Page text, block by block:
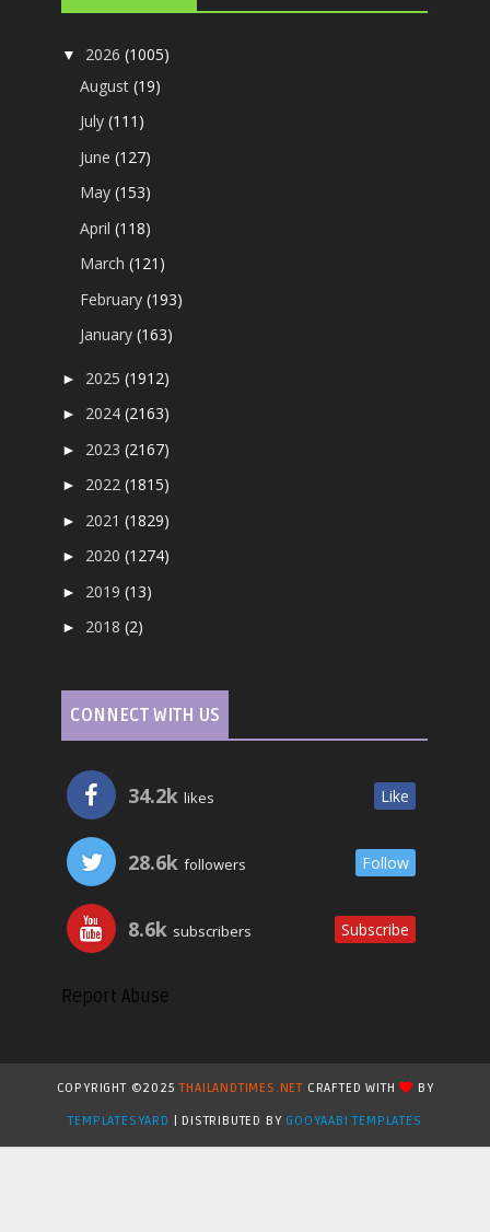
▼ 2026(1005)
August(19)
July(111)
June(127)
May(153)
April(118)
March(121)
February(193)
January(163)
► 2025(1912)
► 2024(2163)
► 2023(2167)
► 2022(1815)
► 2021(1829)
► 2020(1274)
► 2019(13)
► 2018(2)
CONNECT WITH US
34.2k likes Like
28.6k followers Follow
8.6k subscribers Subscribe
Report Abuse
COPYRIGHT ©2025THAILANDTIMES.NETCRAFTED WITH
BY
TEMPLATESYARD
| DISTRIBUTED BY GOOYAABI TEMPLATES